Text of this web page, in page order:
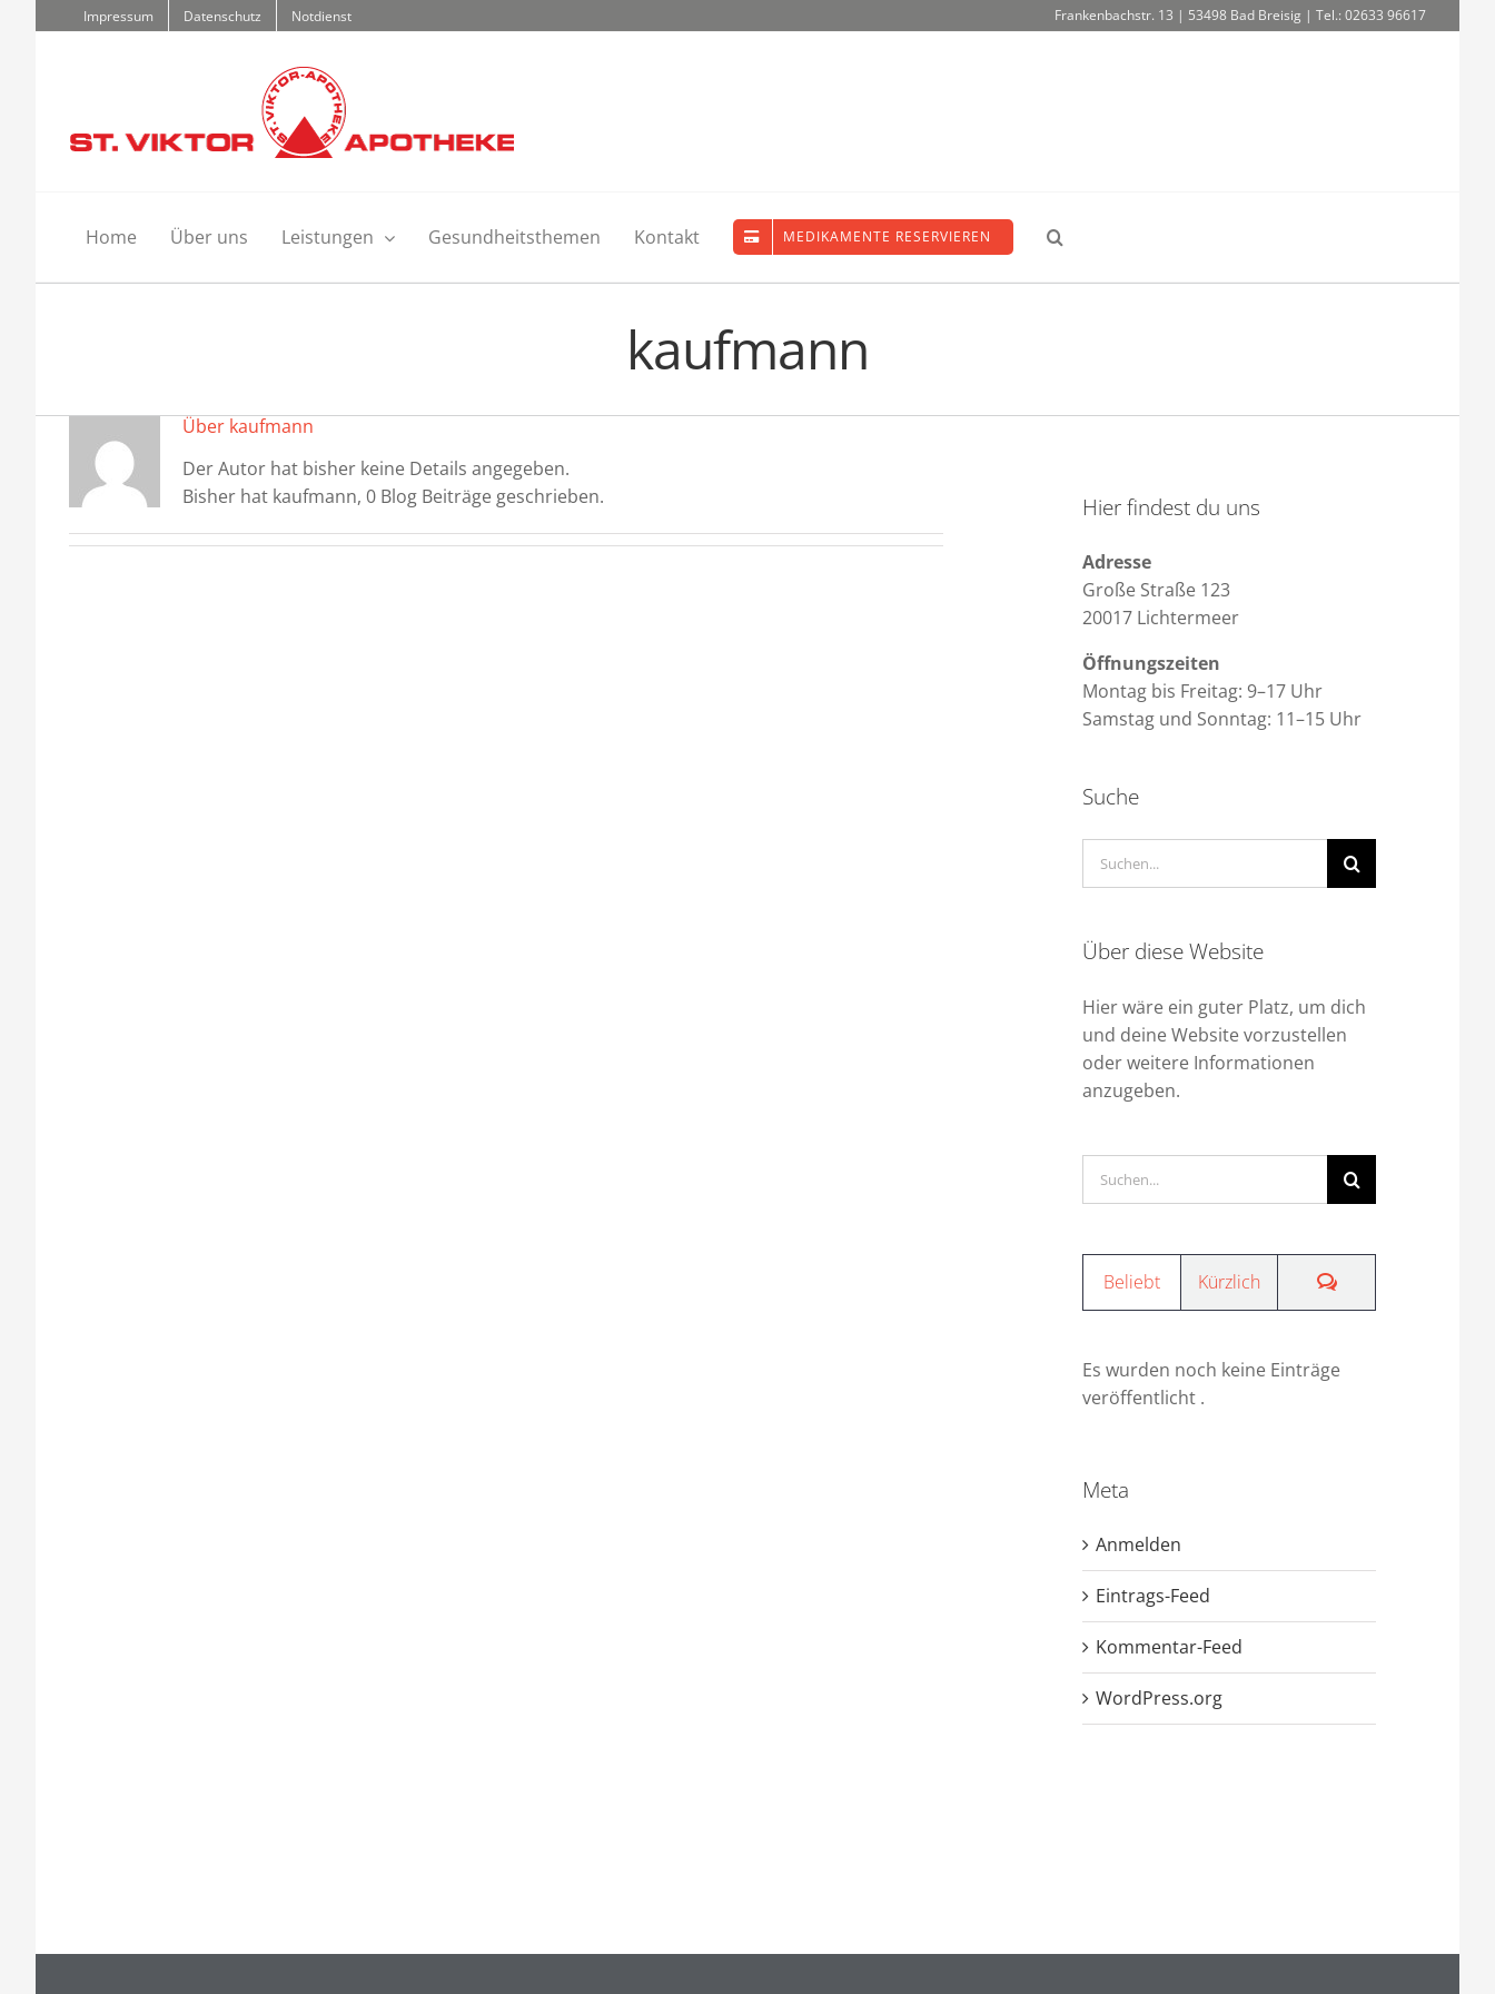
Impressum Datenschutz Notdienst Frankenbachstr. 13 | 53498 Bad Breisig | Tel.: 02633 96617
Home Über uns Leistungen Gesundheitsthemen Kontakt MEDIKAMENTE RESERVIEREN
kaufmann
Über kaufmann
Der Autor hat bisher keine Details angegeben.
Bisher hat kaufmann, 0 Blog Beiträge geschrieben.
Hier findest du uns
Adresse
Große Straße 123
20017 Lichtermeer
Öffnungszeiten
Montag bis Freitag: 9–17 Uhr
Samstag und Sonntag: 11–15 Uhr
Suche
Über diese Website
Hier wäre ein guter Platz, um dich
und deine Website vorzustellen
oder weitere Informationen
anzugeben.
Beliebt Kürzlich Kommentare
Es wurden noch keine Einträge
veröffentlicht .
Meta
Anmelden
Eintrags-Feed
Kommentar-Feed
WordPress.org